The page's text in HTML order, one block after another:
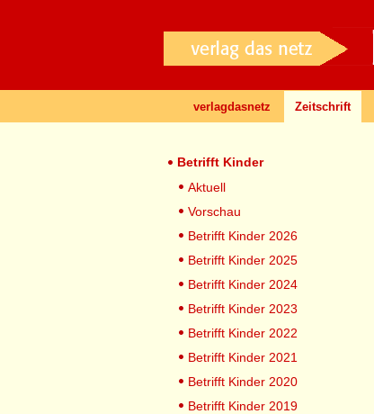
verlagdasnetz Zeitschrift
Betrifft Kinder
Aktuell
Vorschau
Betrifft Kinder 2026
Betrifft Kinder 2025
Betrifft Kinder 2024
Betrifft Kinder 2023
Betrifft Kinder 2022
Betrifft Kinder 2021
Betrifft Kinder 2020
Betrifft Kinder 2019